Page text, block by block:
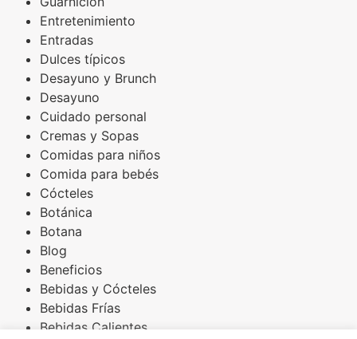
Entretenimiento
Entradas
Dulces típicos
Desayuno y Brunch
Desayuno
Cuidado personal
Cremas y Sopas
Comidas para niños
Comida para bebés
Cócteles
Botánica
Botana
Blog
Beneficios
Bebidas y Cócteles
Bebidas Frías
Bebidas Calientes